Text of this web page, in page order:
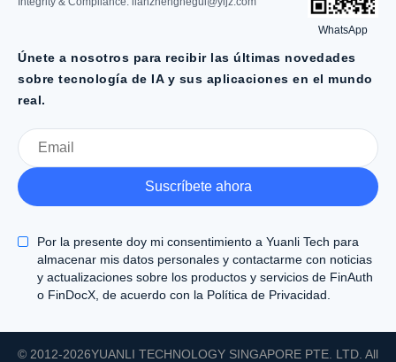
WhatsApp
Únete a nosotros para recibir las últimas novedades
sobre tecnología de IA y sus aplicaciones en el mundo
real.
Suscríbete ahora
Por la presente doy mi consentimiento a Yuanli Tech para
almacenar mis datos personales y contactarme con noticias
y actualizaciones sobre los productos y servicios de FinAuth
o FinDocX, de acuerdo con la Política de Privacidad.
© 2012-2026YUANLI TECHNOLOGY SINGAPORE PTE. LTD. All